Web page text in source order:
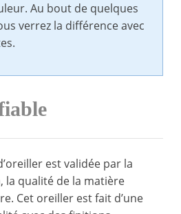
Au bout de quelques
verrez la différence avec
est validée par la
la qualité de la matière
Cet oreiller est fait d’une